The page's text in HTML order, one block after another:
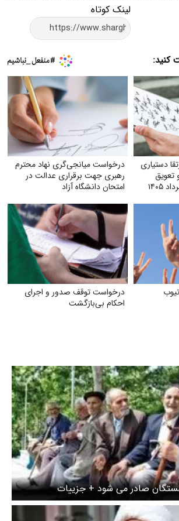
لینک کوتاه
کنید:
دستیاری
تعویق
درخواست میانجی‌گری نهاد محترم
رهبری جهت برقراری عدالت در
امتحان دانشگاه آزاد
درخواست توقف صدور و اجرای
احکام بی‌بازگشت
صادر می شود + جزییات